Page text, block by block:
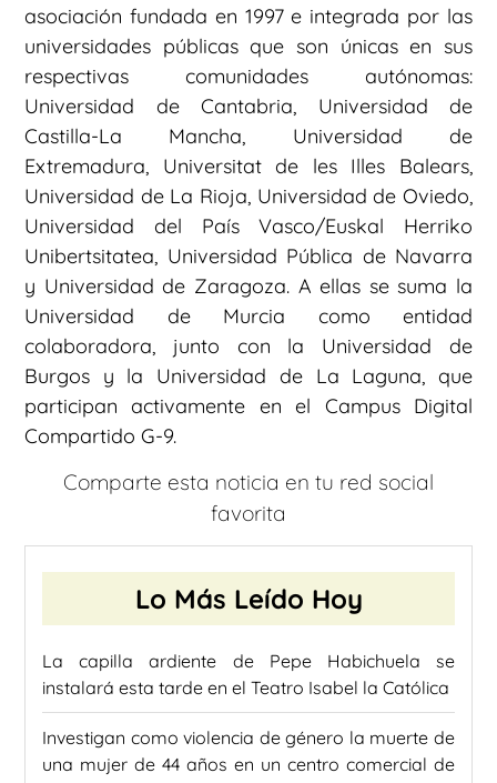
asociación fundada en 1997 e integrada por las
universidades públicas que son únicas en sus
respectivas comunidades autónomas:
Universidad de Cantabria, Universidad de
Castilla-La Mancha, Universidad de
Extremadura, Universitat de les Illes Balears,
Universidad de La Rioja, Universidad de Oviedo,
Universidad del País Vasco/Euskal Herriko
Unibertsitatea, Universidad Pública de Navarra
y Universidad de Zaragoza. A ellas se suma la
Universidad de Murcia como entidad
colaboradora, junto con la Universidad de
Burgos y la Universidad de La Laguna, que
participan activamente en el Campus Digital
Compartido G-9.
Comparte esta noticia en tu red social
favorita
Lo Más Leído Hoy
La capilla ardiente de Pepe Habichuela se
instalará esta tarde en el Teatro Isabel la Católica
Investigan como violencia de género la muerte de
una mujer de 44 años en un centro comercial de